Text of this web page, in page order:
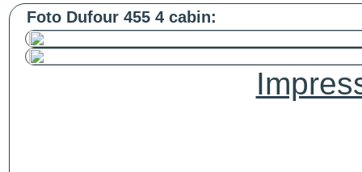
Foto Dufour 455 4 cabin: